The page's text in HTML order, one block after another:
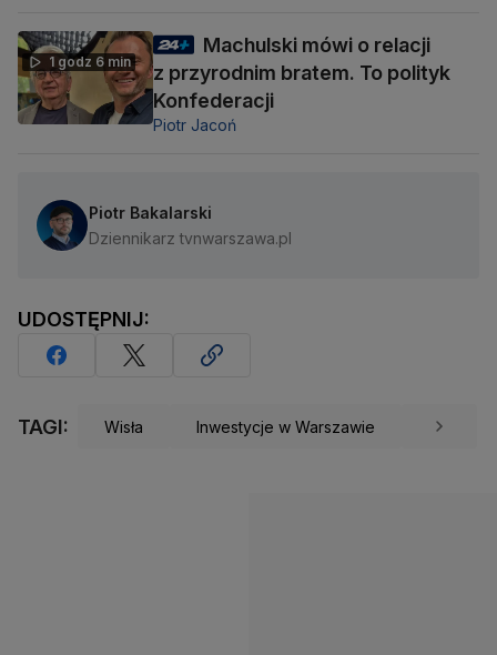
1 godz 6 min
Machulski mówi o relacji
z przyrodnim bratem. To polityk
Konfederacji
Piotr Jacoń
Piotr Bakalarski
Dziennikarz tvnwarszawa.pl
UDOSTĘPNIJ:
TAGI: Wisła Inwestycje w Warszawie